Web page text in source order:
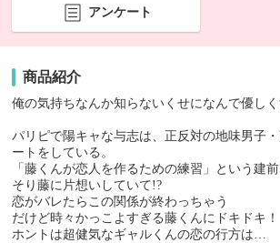
アンケート
商品紹介
俺の気持ちなんか知らないくせになんで優し
パリピで陽キャな与志は、正反対の地味男子
ートをしている。
「藤くんが恋人を作るための練習」という建
そり藤に片想いしていて!?
恋がバレたらこの関係が終わっちゃう
だけど時々かっこよすぎる藤くんにドキドキ！
ホントは超健気なギャルくんの恋の行方は…